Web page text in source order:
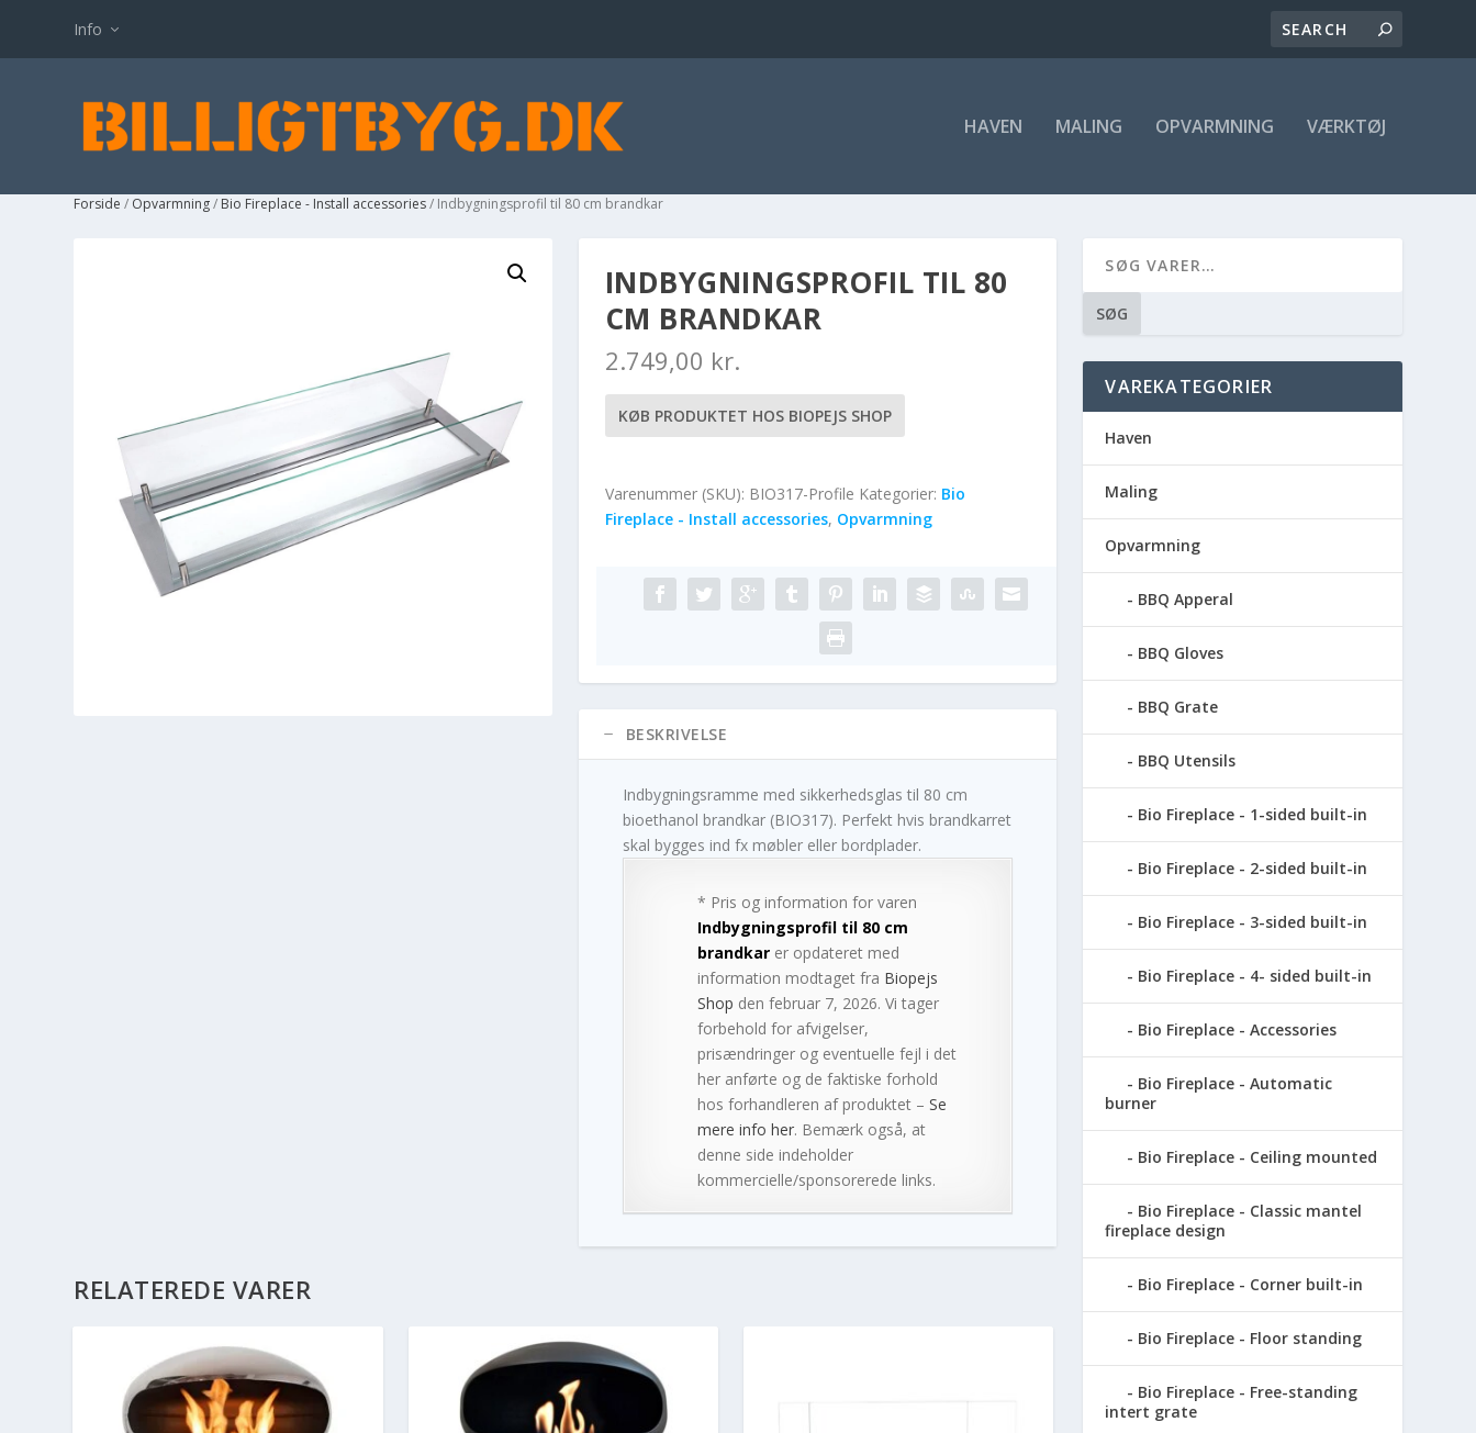
Info
HAVEN MALING OPVARMNING VÆRKTØJ
Forside / Opvarmning/ Bio Fireplace - Install accessories/ Indbygningsprofil til 80 cm brandkar
INDBYGNINGSPROFIL TIL 80
CM BRANDKAR
2.749,00 kr.
KØB PRODUKTET HOS BIOPEJS SHOP
Varenummer (SKU): BIO317-Profile Kategorier: Bio
Fireplace - Install accessories, Opvarmning
BESKRIVELSE
Indbygningsramme med sikkerhedsglas til 80 cm
bioethanol brandkar (BIO317). Perfekt hvis brandkarret
skal bygges ind fx møbler eller bordplader.
* Pris og information for varen
Indbygningsprofil til 80 cm
brandkarer opdateret med
information modtaget fra Biopejs
Shop den februar 7, 2026. Vi tager
forbehold for afvigelser,
prisændringer og eventuelle fejl i det
her anførte og de faktiske forhold
hos forhandleren af produktet – Se
mere info her. Bemærk også, at
denne side indeholder
kommercielle/sponsorerede links.
RELATEREDE VARER
SØG
VAREKATEGORIER
Haven
Maling
Opvarmning
BBQ Apperal
BBQ Gloves
BBQ Grate
BBQ Utensils
Bio Fireplace - 1-sided built-in
Bio Fireplace - 2-sided built-in
Bio Fireplace - 3-sided built-in
Bio Fireplace - 4- sided built-in
Bio Fireplace - Accessories
Bio Fireplace - Automatic
burner
Bio Fireplace - Ceiling mounted
Bio Fireplace - Classic mantel
fireplace design
Bio Fireplace - Corner built-in
Bio Fireplace - Floor standing
Bio Fireplace - Free-standing
intert grate